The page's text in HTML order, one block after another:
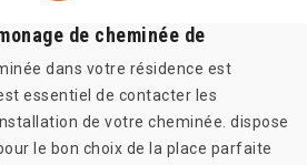
de cheminée de
dans votre résidence est
essentiel de contacter les
de votre cheminée. dispose
le bon choix de la place parfaite